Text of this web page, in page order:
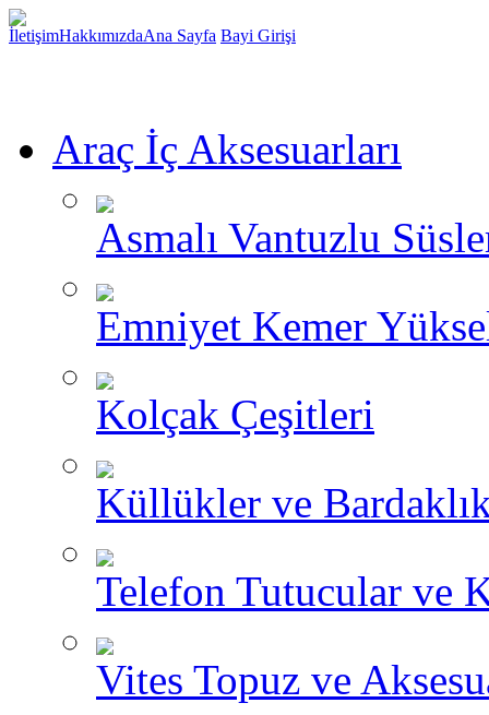
İletişimHakkımızdaAna Sayfa Bayi Girişi
Araç İç Aksesuarları
Asmalı Vantuzlu
Emniyet Kemer
Kolçak Çeşitleri
Küllükler ve
Telefon Tutucular ve
Vites Topuz ve